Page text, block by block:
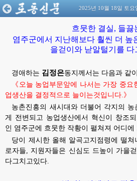
2025년 10월 18일 토요
흐뭇한 결실, 들끓
염주군에서 지난해보다 훨씬 더 높
을걷이와 낟알털기를 다
경애하는 김정은동지께서는 다음과 같
《오늘 농업부문앞에 나서는 가장 중
업생산을 결정적으로 늘이는것입니다.》
농촌진흥의 새시대와 더불어 각지의
게 전변되고 농업생산에서 혁신이 창조
인 염주군에 흐뭇한 작황이 펼쳐져 어디에
당이 제시한 올해 알곡고지점령에 떨
로자들, 지원자들은 신심도 드높이 가을
다그치고있다.